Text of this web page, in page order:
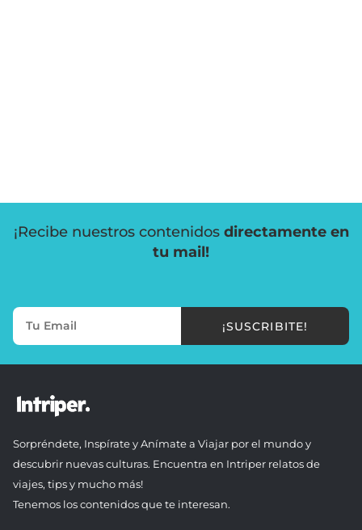
¡Recibe nuestros contenidos directamente en
tu mail!
¡SUSCRIBITE!
Sorpréndete, Inspírate y Anímate a Viajar por el mundo y
descubrir nuevas culturas. Encuentra en Intriper relatos de
viajes, tips y mucho más!
Tenemos los contenidos que te interesan.